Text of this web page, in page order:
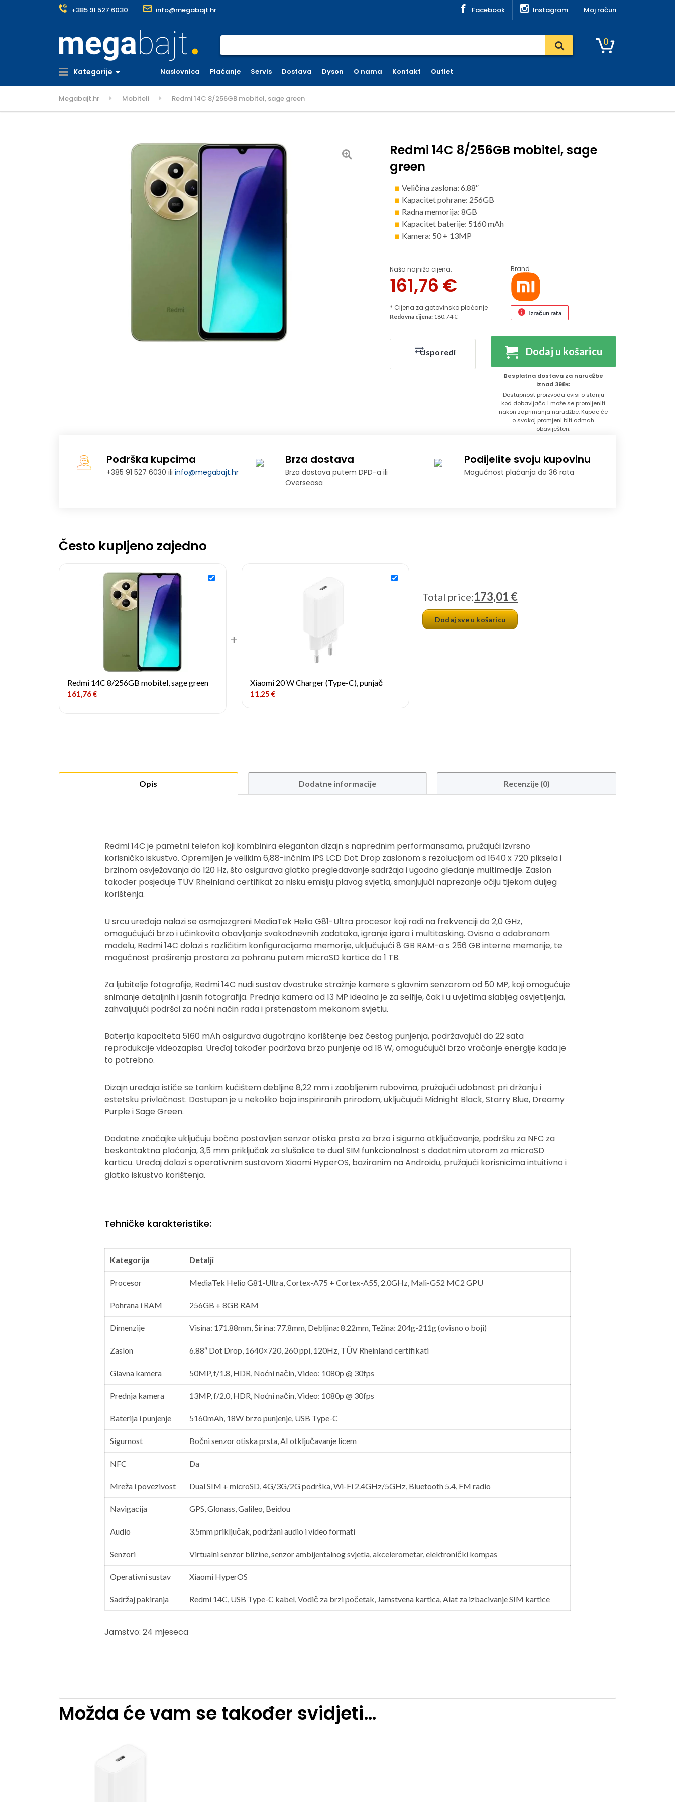
+385 91 527 6030 info@megabajt.hr Facebook Instagram Moj račun
0
Kategorije Naslovnica Plaćanje Servis Dostava Dyson O nama Kontakt Outlet
Megabajt.hr Mobiteli Redmi 14C 8/256GB mobitel, sage green
Redmi 14C 8/256GB mobitel, sage
green
Veličina zaslona: 6.88″
Kapacitet pohrane: 256GB
Radna memorija: 8GB
Kapacitet baterije: 5160 mAh
Kamera: 50 + 13MP
Naša najniža cijena:
161,76 €
* Cijena za gotovinsko plaćanje
Brand
Redovna cijena: 180.74 € Izračun rata
Usporedi Dodaj u košaricu
Besplatna dostava za narudžbe
iznad 398€
Dostupnost proizvoda ovisi o stanju
kod dobavljača i može se promijeniti
nakon zaprimanja narudžbe. Kupac će
o svakoj promjeni biti odmah
obaviješten.
Podrška kupcima
+385 91 527 6030 iliinfo@megabajt.hr
Brza dostava
Brza dostava putem DPD-a ili
Overseasa
Podijelite svoju kupovinu
Mogućnost plaćanja do 36 rata
Često kupljeno zajedno
Redmi 14C 8/256GB mobitel, sage green
161,76€
+
Xiaomi 20 W Charger (Type-C), punjač
11,25 €
Total price:173,01 €
Dodaj sve u košaricu
Opis Dodatne informacije Recenzije (0)
Redmi 14C je pametni telefon koji kombinira elegantan dizajn s naprednim performansama, pružajući izvrsno
korisničko iskustvo. Opremljen je velikim 6,88-inčnim IPS LCD Dot Drop zaslonom s rezolucijom od 1640 x 720 piksela i
brzinom osvježavanja do 120 Hz, što osigurava glatko pregledavanje sadržaja i ugodno gledanje multimedije. Zaslon
također posjeduje TÜV Rheinland certifikat za nisku emisiju plavog svjetla, smanjujući naprezanje očiju tijekom duljeg
korištenja.​
U srcu uređaja nalazi se osmojezgreni MediaTek Helio G81-Ultra procesor koji radi na frekvenciji do 2,0 GHz,
omogućujući brzo i učinkovito obavljanje svakodnevnih zadataka, igranje igara i multitasking. Ovisno o odabranom
modelu, Redmi 14C dolazi s različitim konfiguracijama memorije, uključujući 8 GB RAM-a s 256 GB interne memorije, te
mogućnost proširenja prostora za pohranu putem microSD kartice do 1 TB.​
Za ljubitelje fotografije, Redmi 14C nudi sustav dvostruke stražnje kamere s glavnim senzorom od 50 MP, koji omogućuje
snimanje detaljnih i jasnih fotografija. Prednja kamera od 13 MP idealna je za selfije, čak i u uvjetima slabijeg osvjetljenja,
zahvaljujući podršci za noćni način rada i prstenastom mekanom svjetlu.​
Baterija kapaciteta 5160 mAh osigurava dugotrajno korištenje bez čestog punjenja, podržavajući do 22 sata
reprodukcije videozapisa. Uređaj također podržava brzo punjenje od 18 W, omogućujući brzo vraćanje energije kada je
to potrebno.​
Dizajn uređaja ističe se tankim kućištem debljine 8,22 mm i zaobljenim rubovima, pružajući udobnost pri držanju i
estetsku privlačnost. Dostupan je u nekoliko boja inspiriranih prirodom, uključujući Midnight Black, Starry Blue, Dreamy
Purple i Sage Green.​
Dodatne značajke uključuju bočno postavljen senzor otiska prsta za brzo i sigurno otključavanje, podršku za NFC za
beskontaktna plaćanja, 3,5 mm priključak za slušalice te dual SIM funkcionalnost s dodatnim utorom za microSD
karticu. Uređaj dolazi s operativnim sustavom Xiaomi HyperOS, baziranim na Androidu, pružajući korisnicima intuitivno i
glatko iskustvo korištenja.​
Tehničke karakteristike:
Kategorija Detalji
Procesor MediaTek Helio G81-Ultra, Cortex-A75 + Cortex-A55, 2.0GHz, Mali-G52 MC2 GPU
Pohrana i RAM 256GB + 8GB RAM
Dimenzije Visina: 171.88mm, Širina: 77.8mm, Debljina: 8.22mm, Težina: 204g-211g (ovisno o boji)
Zaslon 6.88″ Dot Drop, 1640×720, 260 ppi, 120Hz, TÜV Rheinland certifikati
Glavna kamera 50MP, f/1.8, HDR, Noćni način, Video: 1080p @ 30fps
Prednja kamera 13MP, f/2.0, HDR, Noćni način, Video: 1080p @ 30fps
Baterija i punjenje 5160mAh, 18W brzo punjenje, USB Type-C
Sigurnost Bočni senzor otiska prsta, AI otključavanje licem
NFC Da
Mreža i povezivost Dual SIM + microSD, 4G/3G/2G podrška, Wi-Fi 2.4GHz/5GHz, Bluetooth 5.4, FM radio
Navigacija GPS, Glonass, Galileo, Beidou
Audio 3.5mm priključak, podržani audio i video formati
Senzori Virtualni senzor blizine, senzor ambijentalnog svjetla, akcelerometar, elektronički kompas
Operativni sustav Xiaomi HyperOS
Sadržaj pakiranja Redmi 14C, USB Type-C kabel, Vodič za brzi početak, Jamstvena kartica, Alat za izbacivanje SIM kartice
Jamstvo: 24 mjeseca
Možda će vam se također svidjeti…